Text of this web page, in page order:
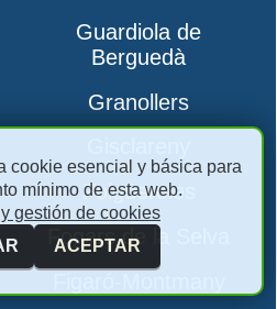
Guardiola de
Berguedà
Granollers
Folgueroles
Fogars de la Selva
cookie esencial y básica para
mínimo de esta web.
gestión de cookies
ACEPTAR